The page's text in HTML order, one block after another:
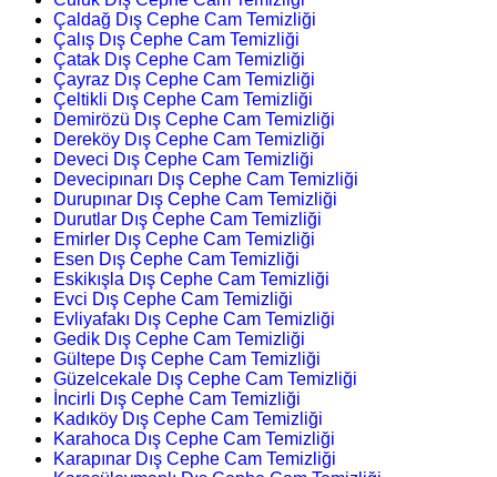
Çaldağ Dış Cephe Cam Temizliği
Çalış Dış Cephe Cam Temizliği
Çatak Dış Cephe Cam Temizliği
Çayraz Dış Cephe Cam Temizliği
Çeltikli Dış Cephe Cam Temizliği
Demirözü Dış Cephe Cam Temizliği
Dereköy Dış Cephe Cam Temizliği
Deveci Dış Cephe Cam Temizliği
Devecipınarı Dış Cephe Cam Temizliği
Durupınar Dış Cephe Cam Temizliği
Durutlar Dış Cephe Cam Temizliği
Emirler Dış Cephe Cam Temizliği
Esen Dış Cephe Cam Temizliği
Eskikışla Dış Cephe Cam Temizliği
Evci Dış Cephe Cam Temizliği
Evliyafakı Dış Cephe Cam Temizliği
Gedik Dış Cephe Cam Temizliği
Gültepe Dış Cephe Cam Temizliği
Güzelcekale Dış Cephe Cam Temizliği
İncirli Dış Cephe Cam Temizliği
Kadıköy Dış Cephe Cam Temizliği
Karahoca Dış Cephe Cam Temizliği
Karapınar Dış Cephe Cam Temizliği